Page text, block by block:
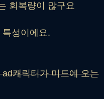
회복량이 많구요
성이에요.
캐릭터가 미드에 오는